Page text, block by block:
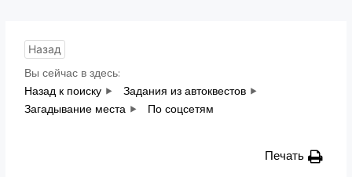
Назад
Вы сейчас в здесь:
Назад к поиску
Задания из автоквестов
Загадывание места
По соцсетям
Печать